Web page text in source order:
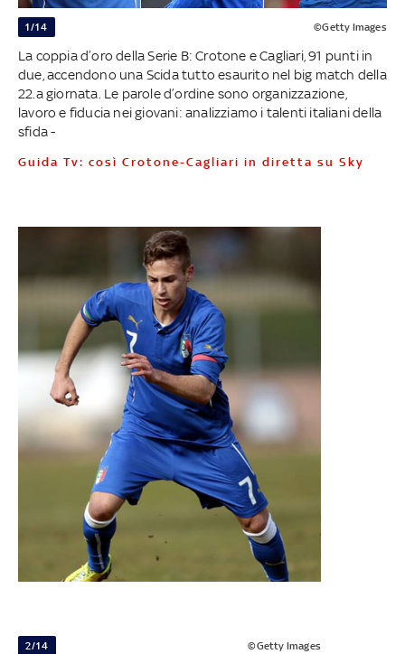
1/14 ©Getty Images
La coppia d’oro della Serie B: Crotone e Cagliari, 91 punti in
due, accendono una Scida tutto esaurito nel big match della
22.a giornata. Le parole d’ordine sono organizzazione,
lavoro e fiducia nei giovani: analizziamo i talenti italiani della
sfida -
Guida Tv: così Crotone-Cagliari in diretta su Sky
2/14 ©Getty Images